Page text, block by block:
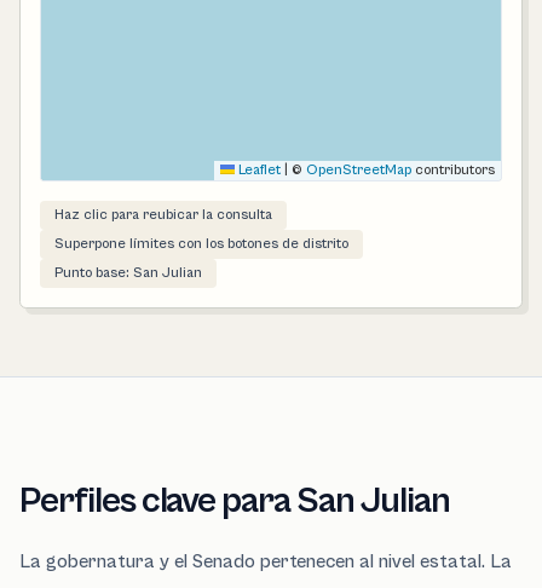
Leaflet © OpenStreetMap contributors
Haz clic para reubicar la consulta
Superpone límites con los botones de distrito
Punto base: San Julian
Perfiles clave para San Julian
La gobernatura y el Senado pertenecen al nivel estatal. La